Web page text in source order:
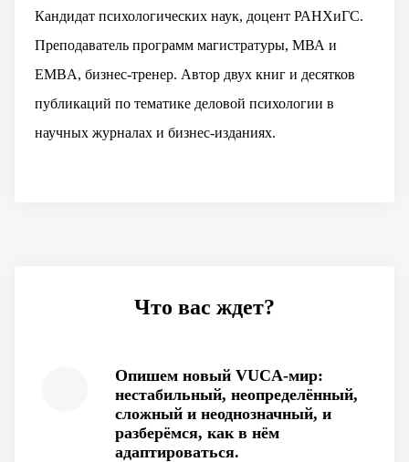
Кандидат психологических наук, доцент РАНХиГС.
Преподаватель программ магистратуры, МВА и
EMBA, бизнес-тренер. Автор двух книг и десятков
публикаций по тематике деловой психологии в
научных журналах и бизнес-изданиях.
Что вас ждет?
Опишем новый VUCA-мир:
нестабильный, неопределённый,
сложный и неоднозначный, и
разберёмся, как в нём
адаптироваться.